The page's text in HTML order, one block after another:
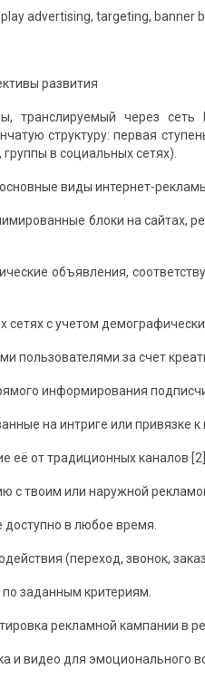
advertising, targeting, banner
развития
транслируемый через
структуру: первая
в социальных сетях).
виды интернет-
блоки на сайтах,
объявления,
с учетом
пользователями за счет
информирования
на интриге или привязке
её от традиционных каналов
с твоим или наружной
доступно в любое время.
(переход, звонок,
заданным критериям.
рекламной кампании в
и видео для эмоционального